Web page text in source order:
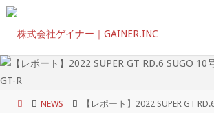
コ
ン
ツ
ホ
NEWS
【レポート】2022 SUPER GT